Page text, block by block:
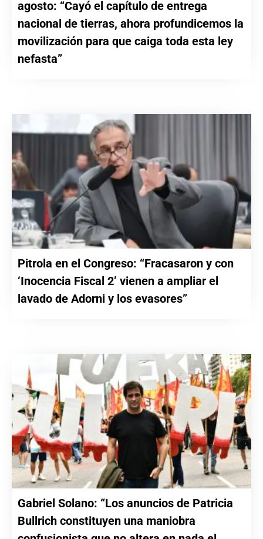
agosto: “Cayó el capítulo de entrega
nacional de tierras, ahora profundicemos la
movilización para que caiga toda esta ley
nefasta”
Pitrola en el Congreso: “Fracasaron y con
‘Inocencia Fiscal 2’ vienen a ampliar el
lavado de Adorni y los evasores”
Gabriel Solano: “Los anuncios de Patricia
Bullrich constituyen una maniobra